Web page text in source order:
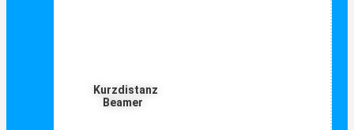
Kurzdistanz
Beamer